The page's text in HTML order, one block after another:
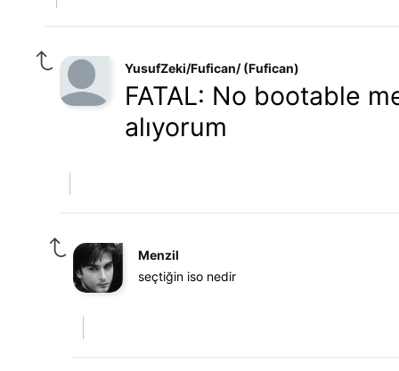
YusufZeki/Fufican/ (Fufican)
FATAL: No bootable
alıyorum
Menzil
seçtiğin iso nedir